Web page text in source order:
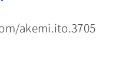
akemi.ito.3705